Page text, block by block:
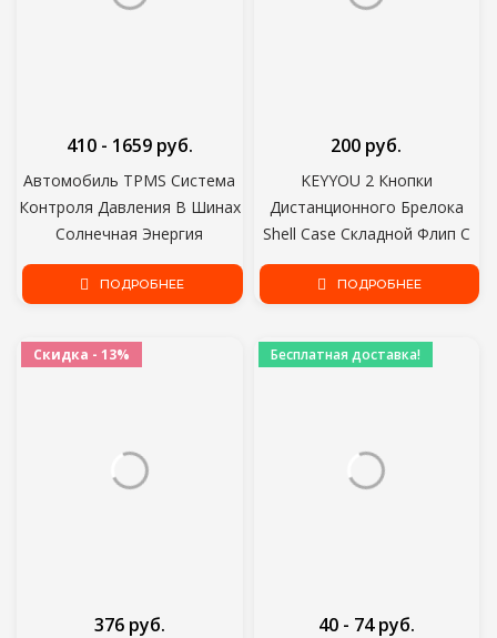
Автомобиль TPMS Система
Контроля Давления В Шинах
Солнечная Энергия
Цифровой ЖК Дисплей
Автоматическая Охранная
Датчик Давления
410 - 1659 руб.
ПОДРОБНЕЕ
KEYYOU 2 Кнопки
Дистанционного Брелока
Shell Case Складной Флип С
Необрезанным лезвием Для
Mazda 3 5 6 Бесплатная
200 руб.
ПОДРОБНЕЕ
Скидка - 13%
376 руб.
Бесплатная доставка!
40 - 74 руб.